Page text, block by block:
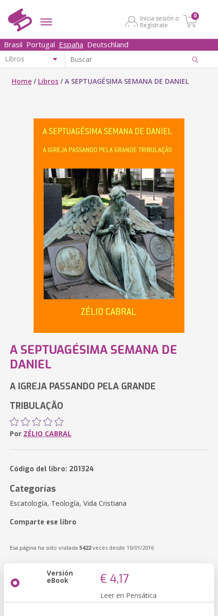
Inicia sesión o
Regístrate
0
Brasil Portugal España Deutschland
Home / Libros /A SEPTUAGÉSIMA SEMANA DE DANIEL
A SEPTUAGÉSIMA SEMANA DE
DANIEL
A IGREJA PASSANDO PELA GRANDE
TRIBULAÇÃO
Por ZÉLIO CABRAL
Código del libro: 201324
Categorías
Escatología, Teología, Vida Cristiana
Comparte ese libro
Esa página ha sido visitada 5422veces desde 10/01/2016
Versión
eBook € 4,17
Leer en Pensática